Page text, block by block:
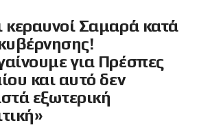
κεραυνοί Σαμαρά κατά
για Πρέσπες
και αυτό δεν
εξωτερική